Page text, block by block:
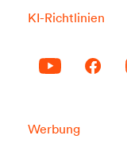
KI-Richtlinien
Werbung